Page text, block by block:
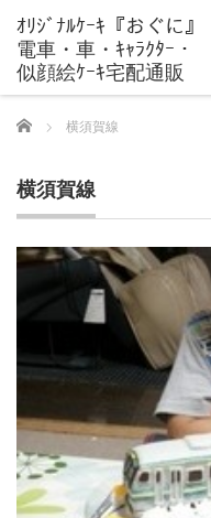
Home 横須賀線
横須賀線